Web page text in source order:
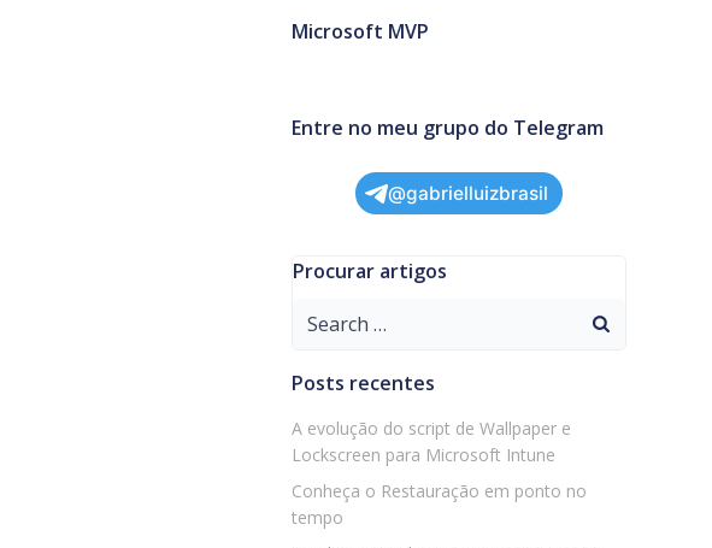
Microsoft MVP
Entre no meu grupo do Telegram
@gabrielluizbrasil
Procurar artigos
Search
Posts recentes
A evolução do script de Wallpaper e
Lockscreen para Microsoft Intune
Conheça o Restauração em ponto no
tempo